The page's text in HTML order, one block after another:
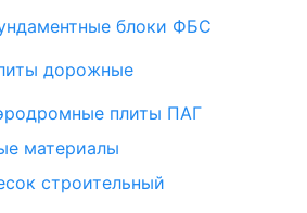
блоки ФБС
дорожные
плиты ПАГ
материалы
строительный